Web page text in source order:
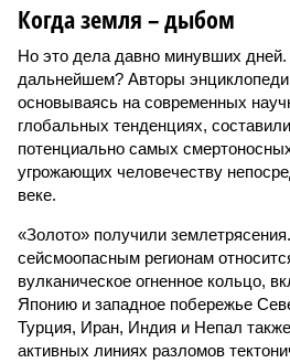
Когда земля – дыбом
Но это дела давно минувших
дальнейшем? Авторы
основываясь на современных
глобальных тенденциях,
потенциально самых
угрожающих человечеству
веке.
«Золото» получили
сейсмоопасным регионам
вулканическое огненное кольцо,
Японию и западное побережье
Турция, Иран, Индия и Непал
активных линиях разломов